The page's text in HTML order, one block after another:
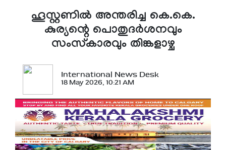
ഹൂസ്റ്റണില്‍ അന്തരിച്ച കെ.കെ.
കുര്യന്റെ പൊതുദര്‍ശനവും
സംസ്‌കാരവും തിങ്കളാഴ്ച
International News Desk
18 May 2026, 10:21 AM